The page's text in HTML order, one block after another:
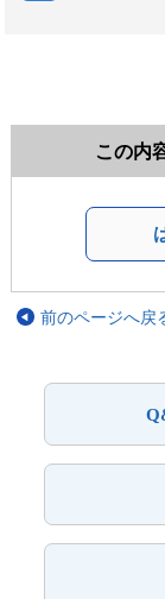
この内
前のページへ戻